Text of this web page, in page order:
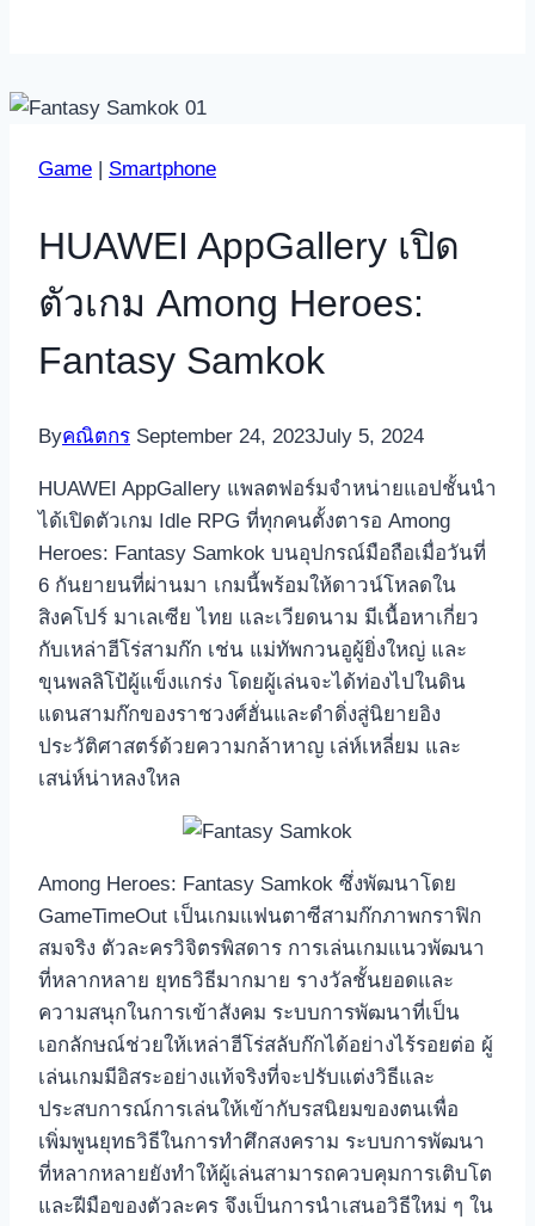
Game | Smartphone
HUAWEI AppGallery เปิด
ตัวเกม Among Heroes:
Fantasy Samkok
Byคณิตกร September 24, 2023July 5, 2024
HUAWEI AppGallery แพลตฟอร์มจำหน่ายแอปชั้นนำ
ได้เปิดตัวเกม Idle RPG ที่ทุกคนตั้งตารอ Among
Heroes: Fantasy Samkok บนอุปกรณ์มือถือเมื่อวันที่
6 กันยายนที่ผ่านมา เกมนี้พร้อมให้ดาวน์โหลดใน
สิงคโปร์ มาเลเซีย ไทย และเวียดนาม มีเนื้อหาเกี่ยว
กับเหล่าฮีโร่สามก๊ก เช่น แม่ทัพกวนอูผู้ยิ่งใหญ่ และ
ขุนพลลิโป้ผู้แข็งแกร่ง โดยผู้เล่นจะได้ท่องไปในดิน
แดนสามก๊กของราชวงศ์ฮั่นและดำดิ่งสู่นิยายอิง
ประวัติศาสตร์ด้วยความกล้าหาญ เล่ห์เหลี่ยม และ
เสน่ห์น่าหลงใหล
Among Heroes: Fantasy Samkok ซึ่งพัฒนาโดย
GameTimeOut เป็นเกมแฟนตาซีสามก๊กภาพกราฟิก
สมจริง ตัวละครวิจิตรพิสดาร การเล่นเกมแนวพัฒนา
ที่หลากหลาย ยุทธวิธีมากมาย รางวัลชั้นยอดและ
ความสนุกในการเข้าสังคม ระบบการพัฒนาที่เป็น
เอกลักษณ์ช่วยให้เหล่าฮีโร่สลับก๊กได้อย่างไร้รอยต่อ ผู้
เล่นเกมมีอิสระอย่างแท้จริงที่จะปรับแต่งวิธีและ
ประสบการณ์การเล่นให้เข้ากับรสนิยมของตนเพื่อ
เพิ่มพูนยุทธวิธีในการทำศึกสงคราม ระบบการพัฒนา
ที่หลากหลายยังทำให้ผู้เล่นสามารถควบคุมการเติบโต
และฝีมือของตัวละคร จึงเป็นการนำเสนอวิธีใหม่ ๆ ใน